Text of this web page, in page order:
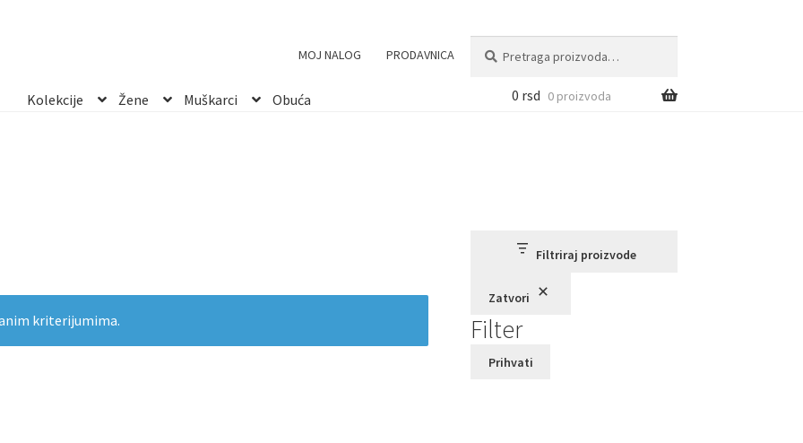
MOJ NALOG PRODAVNICA
Kolekcije Žene Muškarci Obuća 0 rsd 0 proizvoda
kriterijumima.
Filtriraj proizvode
Zatvori
Filter
Prihvati